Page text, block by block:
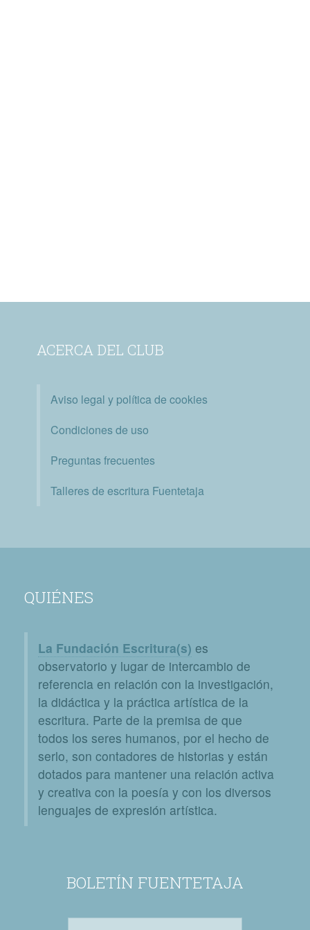
ACERCA DEL CLUB
Aviso legal y política de cookies
Condiciones de uso
Preguntas frecuentes
Talleres de escritura Fuentetaja
QUIÉNES
La Fundación Escritura(s) es
observatorio y lugar de intercambio de
referencia en relación con la investigación,
la didáctica y la práctica artística de la
escritura. Parte de la premisa de que
todos los seres humanos, por el hecho de
serlo, son contadores de historias y están
dotados para mantener una relación activa
y creativa con la poesía y con los diversos
lenguajes de expresión artística.
BOLETÍN FUENTETAJA